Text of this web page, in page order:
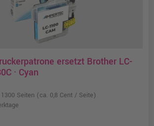
ersetzt Brother LC-
· Cyan
Seiten (ca. 0,8 Cent / Seite)